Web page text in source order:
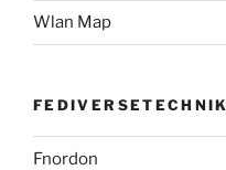
Wlan Map
FEDIVERSETECHNIK
Fnordon